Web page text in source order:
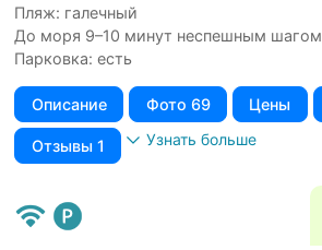
Пляж: галечный
До моря 9–10 минут неспешным шагом
Парковка: есть
Описание Фото 69 Цены
Отзывы 1 Узнать больше